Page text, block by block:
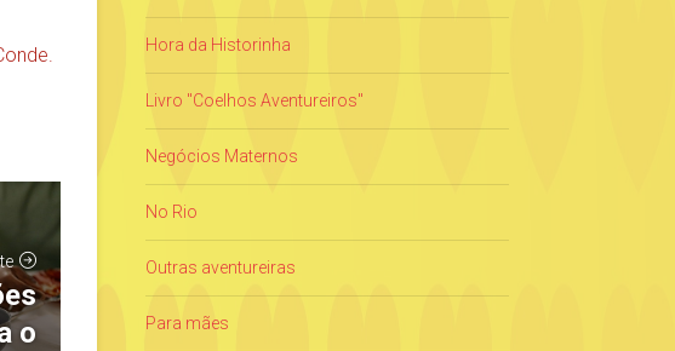
o
Hora da Historinha
Livro "Coelhos Aventureiros"
Negócios Maternos
No Rio
Outras aventureiras
Para mães